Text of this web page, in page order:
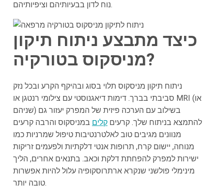
נוח לדון בבעיותיהם וציפיותיהם.
כיצד מתבצע ניתוח תיקון
מניסקוס בטורקיה?
ניתוח תיקון מניסקוס תלוי בסוג ובהיקף הקרע ובכל נזק
סביבתי בברך. דימות דיאגנוסטי עם צילומי רנטגן או MRI (או
שניהם) בשילוב עם הערכה פיזית של המפרק יעזור גם
להתמצא בניתוח שלך. קרעיםקלים במניסקוס והרבה קרעים
מנוונים מגיבים טוב לאלטרנטיבות טיפול שמרניות כמו
מנוחה, יישום קרח, תרופות אנטי דלקתיות ולפעמים זריקות
ישירות למפרק להפחתת דלקת וכאב. בתנאים אחרים, הליך
מינימלי פולשני שנקרא ארתרוסקופיה עלול להיות אפשרות
טובה יותר.